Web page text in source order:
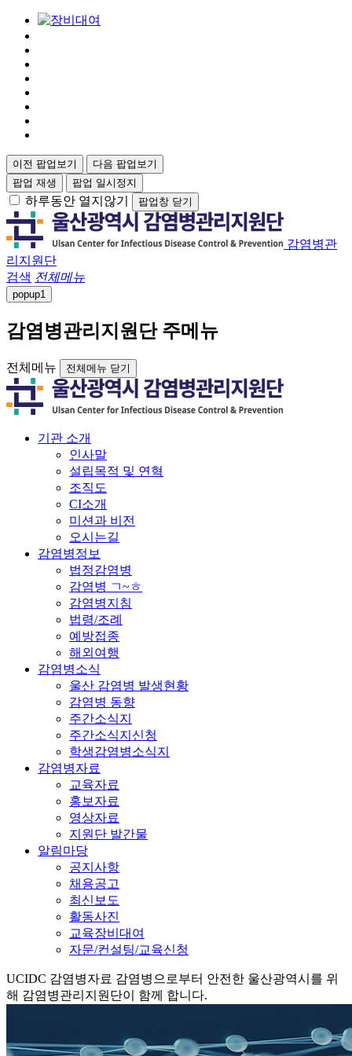
이전 팝업보기
다음 팝업보기
팝업 재생
팝업 일시정지
하루동안 열지않기 팝업창 닫기
감염병관
리지원단
검색 전체메뉴
popup1
감염병관리지원단 주메뉴
전체메뉴 전체메뉴 닫기
기관 소개
인사말
설립목적 및 연혁
조직도
CI소개
미션과 비전
오시는길
감염병정보
법정감염병
감염병 ㄱ~ㅎ
감염병지침
법령/조례
예방접종
해외여행
감염병소식
울산 감염병 발생현황
감염병 동향
주간소식지
주간소식지신청
학생감염병소식지
감염병자료
교육자료
홍보자료
영상자료
지원단 발간물
알림마당
공지사항
채용공고
최신보도
활동사진
교육장비대여
자문/컨설팅/교육신청
UCIDC 감염병자료 감염병으로부터 안전한 울산광역시를 위
해 감염병관리지원단이 함께 합니다.